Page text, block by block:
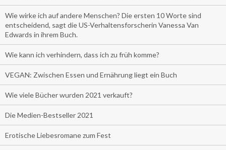
Wie wirke ich auf andere Menschen? Die ersten 10 Worte sind
entscheidend, sagt die US-Verhaltensforscherin Vanessa Van
Edwards in ihrem Buch.
Wie kann ich verhindern, dass ich zu früh komme?
VEGAN: Zwischen Essen und Ernährung liegt ein Buch
Wie viele Bücher wurden 2021 verkauft?
Die Medien-Bestseller 2021
Erotische Liebesromane zum Fest